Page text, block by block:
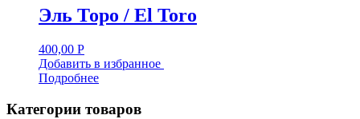
Эль Торо / El Toro
400,00 Р
Добавить в избранное
Подробнее
Категории товаров